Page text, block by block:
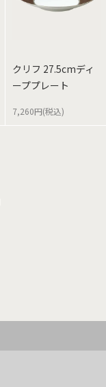
クリフ 27.5cmディ
ーププレート
7,260円(税込)